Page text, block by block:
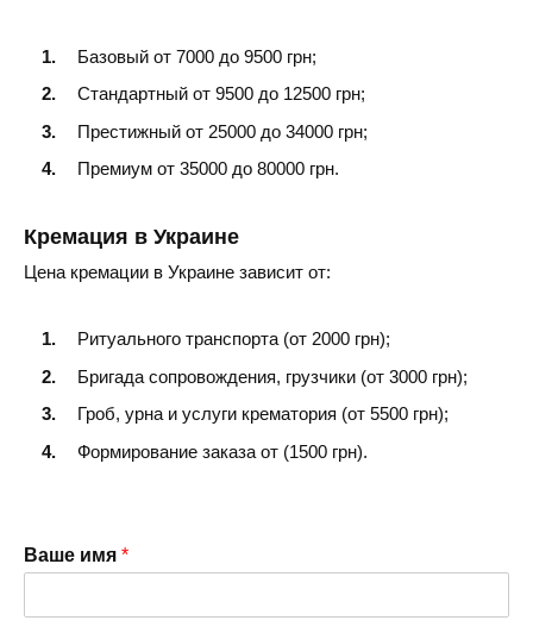
Базовый от 7000 до 9500 грн;
Стандартный от 9500 до 12500 грн;
Престижный от 25000 до 34000 грн;
Премиум от 35000 до 80000 грн.
Кремация в Украине
Цена кремации в Украине зависит от:
Ритуального транспорта (от 2000 грн);
Бригада сопровождения, грузчики (от 3000 грн);
Гроб, урна и услуги крематория (от 5500 грн);
Формирование заказа от (1500 грн).
Ваше имя *